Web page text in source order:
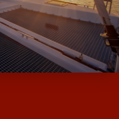
DES BATEAUX
SES MARQUES